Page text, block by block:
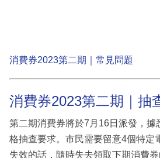
消費券2023第二期｜常見問題
消費券2023第二期｜抽
第二期消費券將於7月16日派發，據
格抽查要求。市民需要留意4個特定
失效的話，隨時失去領取下期消費